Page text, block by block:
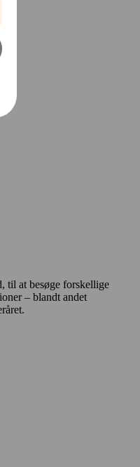
til at besøge forskellige
– blandt andet